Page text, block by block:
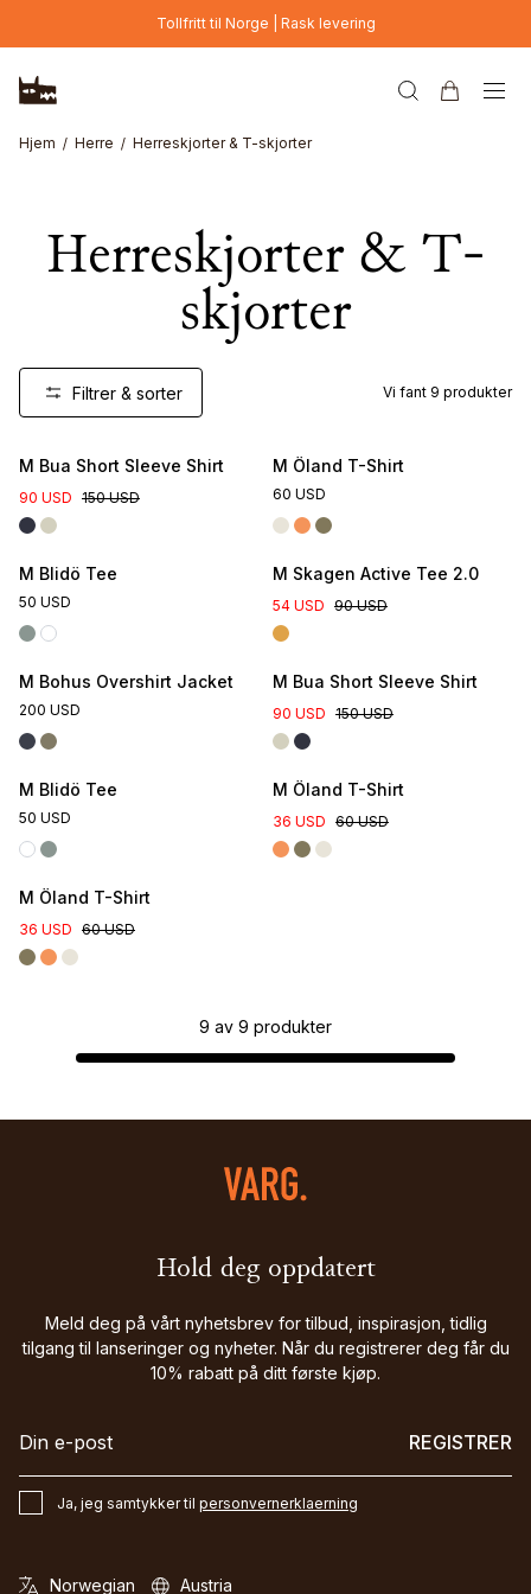
Hopp til hovedinnholdTollfritt til Norge | Rask levering
Hjem Herre Herreskjorter & T-skjorter
Herreskjorter & T-
skjorter
Filtrer & sorter Vi fant 9 produkter
M Bua Short Sleeve Shirt
90 USD 150 USD
M Öland T-Shirt
60 USD
Online Exclusive
M Blidö Tee
50 USD
M Skagen Active Tee 2.0
54 USD 90 USD
M Bohus Overshirt Jacket
200 USD
M Bua Short Sleeve Shirt
90 USD 150 USD
Online Exclusive
M Blidö Tee
50 USD
M Öland T-Shirt
36 USD 60 USD
M Öland T-Shirt
36 USD 60 USD
9 av 9 produkter
Hold deg oppdatert
Meld deg på vårt nyhetsbrev for tilbud, inspirasjon, tidlig
tilgang til lanseringer og nyheter. Når du registrerer deg får du
10% rabatt på ditt første kjøp.
REGISTRER
Ja, jeg samtykker til personvernerklaerning